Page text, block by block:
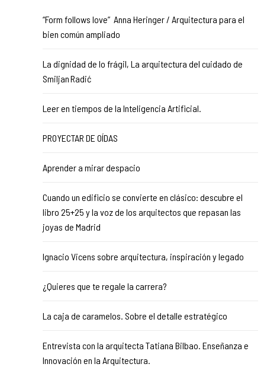
“Form follows love” Anna Heringer / Arquitectura para el
bien común ampliado
La dignidad de lo frágil, La arquitectura del cuidado de
Smiljan Radić
Leer en tiempos de la Inteligencia Artificial.
PROYECTAR DE OÍDAS
Aprender a mirar despacio
Cuando un edificio se convierte en clásico: descubre el
libro 25+25 y la voz de los arquitectos que repasan las
joyas de Madrid
Ignacio Vicens sobre arquitectura, inspiración y legado
¿Quieres que te regale la carrera?
La caja de caramelos. Sobre el detalle estratégico
Entrevista con la arquitecta Tatiana Bilbao. Enseñanza e
Innovación en la Arquitectura.